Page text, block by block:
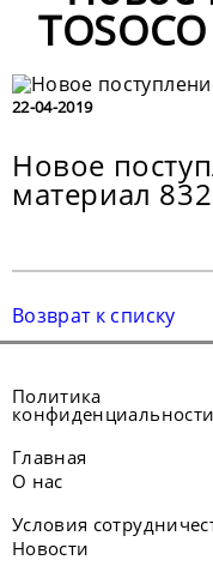
22-04-2019
Новое
материал 832
Возврат к списку
Политика
конфиденциальности
Главная
О нас
Условия
Новости